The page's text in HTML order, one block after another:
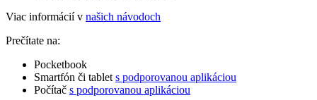
Viac informácií v našich návodoch
Prečítate na:
Pocketbook
Smartfón či tablet s podporovanou aplikáciou
Počítač s podporovanou aplikáciou